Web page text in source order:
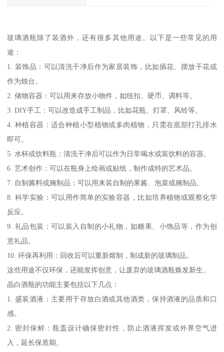
玻璃酒瓶除了装酒外，还有很多其他用途。以下是一些常见的用
途：
1. 装饰品：可以清洗干净后作为家居装饰，比如插花、摆放干花或
作为烛台。
2. 储物容器：可以用来存放小物件，如纽扣、硬币、调料等。
3. DIY手工：可以改造成手工制品，比如花瓶、灯罩、风铃等。
4. 种植容器：适合种植小型植物或多肉植物，只需在底部打孔排水
即可。
5. 水杯或饮料瓶：清洗干净后可以作为日常喝水或装饮料的容器。
6. 艺术创作：可以在瓶身上绘画或贴纸，制作成特的艺术品。
7. 自制酱料或腌制品：可以用来装自制的果酱、泡菜或腌制品。
8. 科学实验：可以用作简单的实验容器，比如培养植物或观察化学
反应。
9. 礼品包装：可以装入自制的小礼物，如糖果、小饰品等，作为创
意礼品。
10. 环保再利用：回收后可以重新熔制，制成新的玻璃制品。
这些用途不仅环保，还能发挥创意，让废弃的玻璃酒瓶焕发新生。
晶白酒瓶的功能主要包括以下几点：
1. 盛装酒液：主要用于存放白酒或其他酒类，保持酒液的品质和口
感。
2. 密封保鲜：瓶盖设计确保密封性，防止酒液挥发或外界空气进
入，延长保质期。